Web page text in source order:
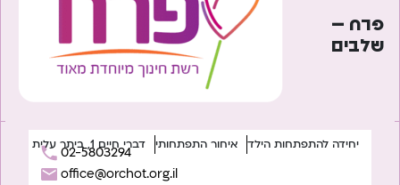
פרח –
שלבים
02-5803294
office@orchot.org.il
יחידה להתפתחות הילד איחור התפתחותי דברי חיים 1, ביתר עלית